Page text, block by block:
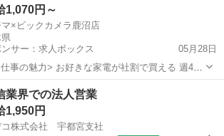
1,070円～
マ×ビックカメラ鹿沼店
ンサー：求人ボックス
05月28日
仕事の魅力> お好きな家電が社割で買える 週4日
! 時給 1分単位で計算します 東証プライム上場
家電量販店コジマで接客スタッフ 各種家電の
業界での法人営業
1,950円
コ株式会社 宇都宮支社